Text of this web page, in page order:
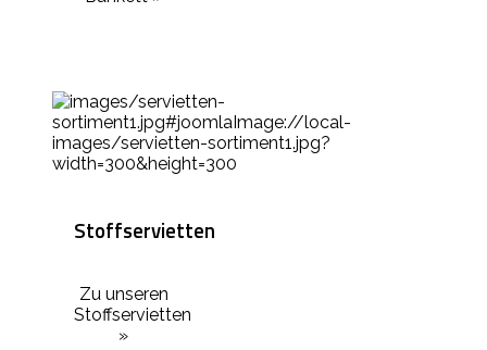
Stoffservietten
Zu unseren
Stoffservietten
»